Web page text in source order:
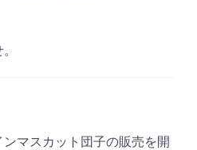
マスカット団子の販売を開